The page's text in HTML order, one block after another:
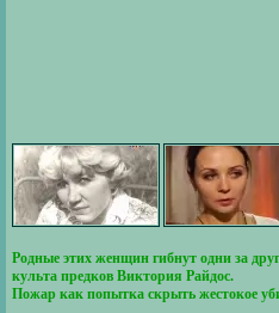
Родные этих женщин гибнут одни за
культа предков Виктория Райдос.
Пожар как попытка скрыть жестокое